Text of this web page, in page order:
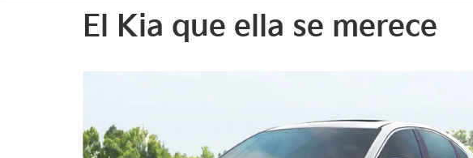
El Kia que ella se merece